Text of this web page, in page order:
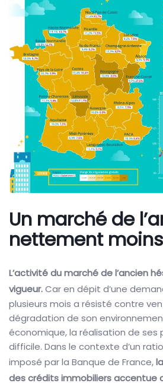
Un marché de
nettement
L’activité du marché de l’ancien
vigueur.Car en dépit d’une
plusieurs mois a résisté contre
dégradation de son
économique, la réalisation de ses
difficile. Dans le contexte d’un
imposé par la Banque de France,
des crédits immobiliers accentue